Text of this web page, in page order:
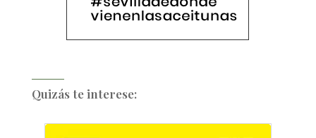
Quizás te interese: